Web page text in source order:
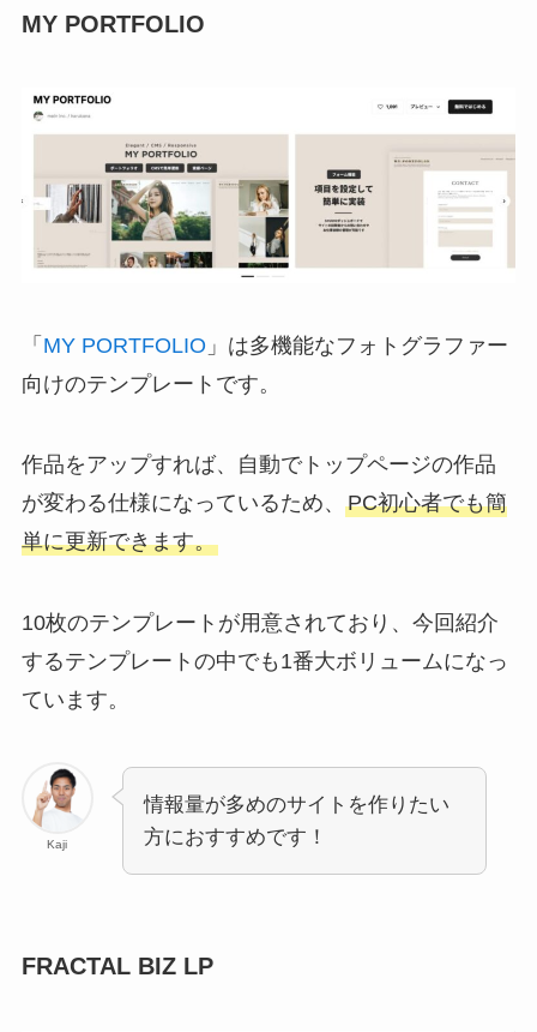
MY PORTFOLIO
「 MY PORTFOLIO 」は多機能なフォトグラファー
向けのテンプレートです。
作品をアップすれば、自動でトップページの作品
が変わる仕様になっているため、 PC初心者でも簡
単に更新できます。
10枚のテンプレートが用意されており、今回紹介
するテンプレートの中でも1番大ボリュームになっ
ています。
Kaji
情報量が多めのサイトを作りたい
方におすすめです！
FRACTAL BIZ LP